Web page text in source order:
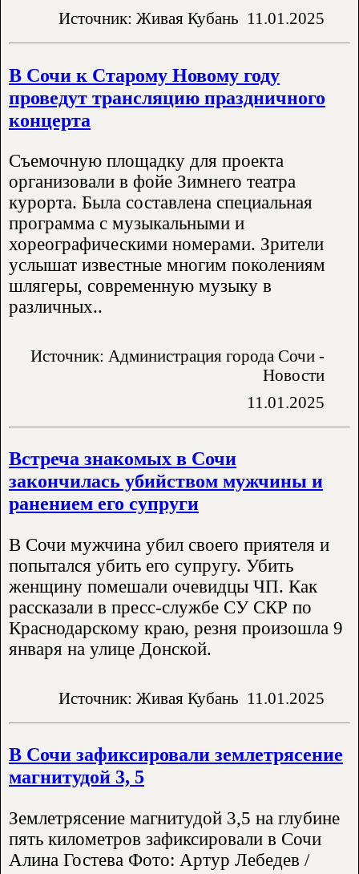
Источник: Живая Кубань 11.01.2025
В Сочи к Старому Новому году
проведут трансляцию праздничного
концерта
Съемочную площадку для проекта
организовали в фойе Зимнего театра
курорта. Была составлена специальная
программа с музыкальными и
хореографическими номерами. Зрители
услышат известные многим поколениям
шлягеры, современную музыку в
различных..
Источник: Администрация города Сочи -
Новости
11.01.2025
Встреча знакомых в Сочи
закончилась убийством мужчины и
ранением его супруги
В Сочи мужчина убил своего приятеля и
попытался убить его супругу. Убить
женщину помешали очевидцы ЧП. Как
рассказали в пресс-службе СУ СКР по
Краснодарскому краю, резня произошла 9
января на улице Донской.
Источник: Живая Кубань 11.01.2025
В Сочи зафиксировали землетрясение
магнитудой 3, 5
Землетрясение магнитудой 3,5 на глубине
пять километров зафиксировали в Сочи
Алина Гостева Фото: Артур Лебедев /